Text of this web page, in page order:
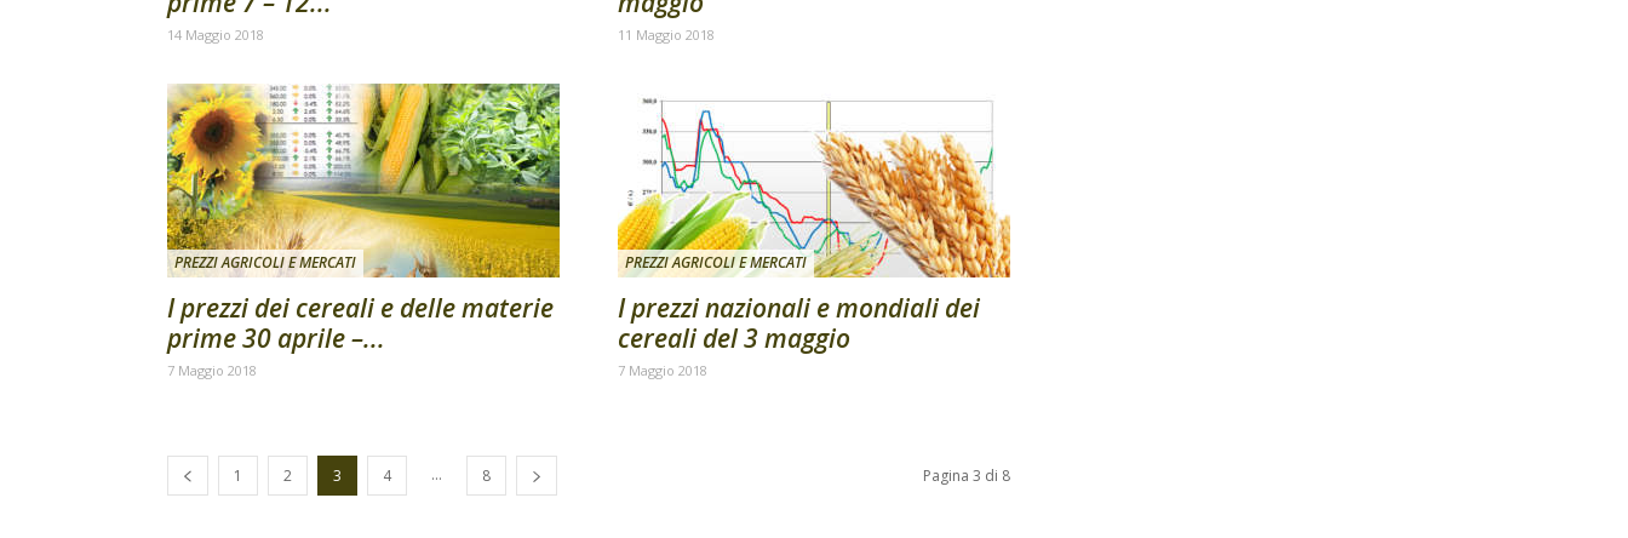
14 Maggio 2018 11 Maggio 2018
PREZZI AGRICOLI E MERCATI
I prezzi dei cereali e delle materie
prime 30 aprile –...
7 Maggio 2018
PREZZI AGRICOLI E MERCATI
I prezzi nazionali e mondiali dei
cereali del 3 maggio
7 Maggio 2018
1 2 3 4 ... 8 Pagina 3 di 8